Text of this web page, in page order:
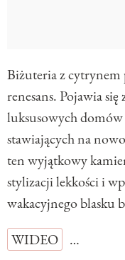
Biżuteria z cytrynem
renesans. Pojawia
luksusowych
stawiających na
ten wyjątkowy
stylizacji lekkości i
wakacyjnego blasku
WIDEO
…